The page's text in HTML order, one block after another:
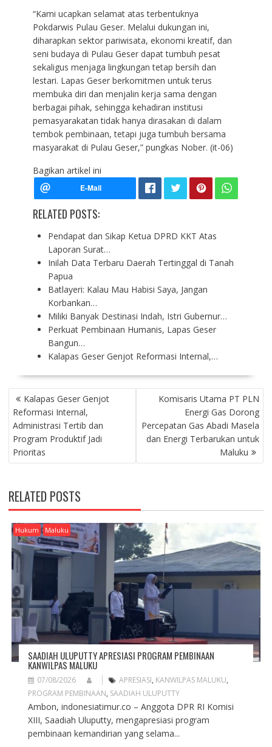
“Kami ucapkan selamat atas terbentuknya
Pokdarwis Pulau Geser. Melalui dukungan ini,
diharapkan sektor pariwisata, ekonomi kreatif, dan
seni budaya di Pulau Geser dapat tumbuh pesat
sekaligus menjaga lingkungan tetap bersih dan
lestari. Lapas Geser berkomitmen untuk terus
membuka diri dan menjalin kerja sama dengan
berbagai pihak, sehingga kehadiran institusi
pemasyarakatan tidak hanya dirasakan di dalam
tembok pembinaan, tetapi juga tumbuh bersama
masyarakat di Pulau Geser,” pungkas Nober. (it-06)
Bagikan artikel ini
RELATED POSTS:
Pendapat dan Sikap Ketua DPRD KKT Atas
Laporan Surat…
Inilah Data Terbaru Daerah Tertinggal di Tanah
Papua
Batlayeri: Kalau Mau Habisi Saya, Jangan
Korbankan…
Miliki Banyak Destinasi Indah, Istri Gubernur…
Perkuat Pembinaan Humanis, Lapas Geser
Bangun…
Kalapas Geser Genjot Reformasi Internal,…
P
O
S
T
N
A
I
G
A
T
O
N
Kalapas Geser Genjot
Reformasi Internal,
Administrasi Tertib dan
Program Produktif Jadi
Prioritas
Komisaris Utama PT PLN
Energi Gas Dorong
Percepatan Gas Abadi Masela
dan Energi Terbarukan untuk
Maluku
RELATED POSTS
Hukum Maluku
SAADIAH ULUPUTTY APRESIASI PROGRAM PEMBINAAN
KANWILPAS MALUKU
07/08/2026 APRESIASI, KANWILPAS MALUKU,
PROGRAM PEMBINAAN, SAADIAH ULUPUTTY
Ambon, indonesiatimur.co – Anggota DPR RI Komisi
XIII, Saadiah Uluputty, mengapresiasi program
pembinaan kemandirian yang selama...